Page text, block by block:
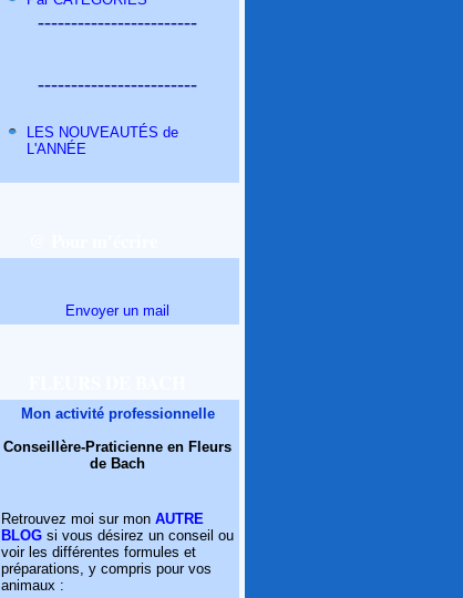
------------------------
------------------------
LES NOUVEAUTÉS de
L'ANNÉE
Envoyer un mail
Mon activité professionnelle
Conseillère-Praticienne en Fleurs
de Bach
Retrouvez moi sur mon AUTRE
BLOG si vous désirez un conseil ou
voir les différentes formules et
préparations, y compris pour vos
animaux :